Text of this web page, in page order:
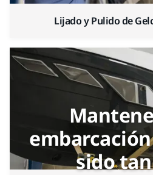
sido
Lijado y Pulido de